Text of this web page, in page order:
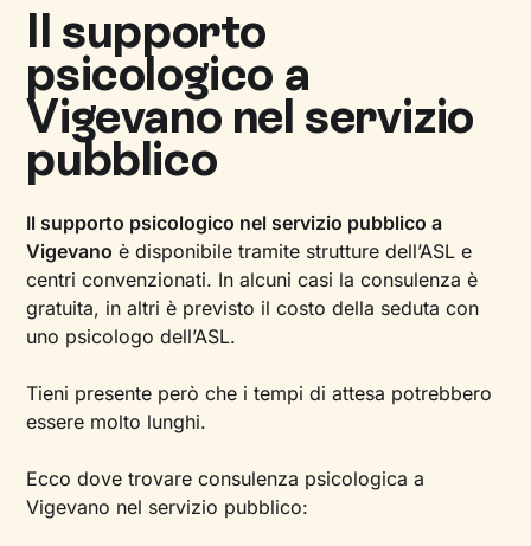
Il supporto
psicologico a
Vigevano nel servizio
pubblico
Il supporto psicologico nel servizio pubblico a
Vigevano è disponibile tramite strutture dell’ASL e
centri convenzionati. In alcuni casi la consulenza è
gratuita, in altri è previsto il costo della seduta con
uno psicologo dell’ASL.
Tieni presente però che i tempi di attesa potrebbero
essere molto lunghi.
Ecco dove trovare consulenza psicologica a
Vigevano nel servizio pubblico: